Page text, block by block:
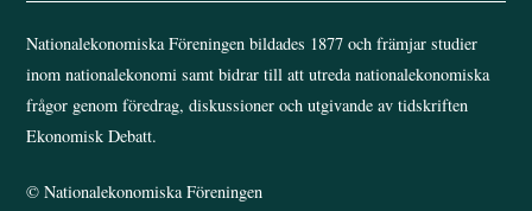
Nationalekonomiska Föreningen bildades 1877 och främjar studier
inom nationalekonomi samt bidrar till att utreda nationalekonomiska
frågor genom föredrag, diskussioner och utgivande av tidskriften
Ekonomisk Debatt.
©Nationalekonomiska Föreningen